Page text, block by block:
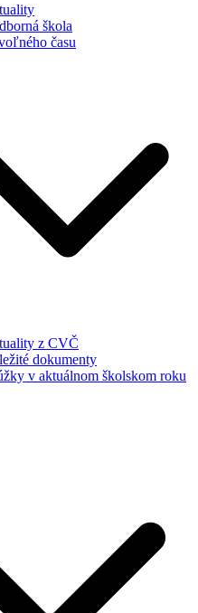
škola
času
z CVČ
dokumenty
v aktuálnom školskom roku